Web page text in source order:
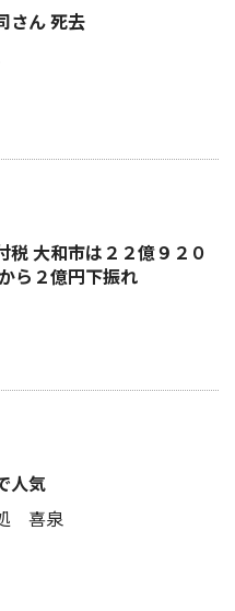
さん 死去
税 大和市は２２億９２０
ら２億円下振れ
人気
喜泉